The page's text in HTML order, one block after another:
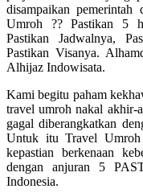
disampaikan
Umroh ?? Pastikan 5
Pastikan Jadwalnya,
Pastikan Visanya.
Alhijaz Indowisata.
Kami begitu paham
travel umroh nakal akhir-
gagal diberangkatkan
Untuk itu Travel
kepastian berkenaan
dengan anjuran 5
Indonesia.